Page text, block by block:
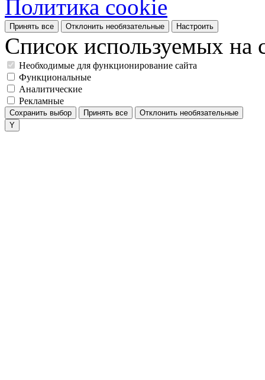
Политика cookie
Принять все Отклонить необязательные Настроить
Список используемых на
Необходимые для функционирование сайта
Функциональные
Аналитические
Рекламные
Сохранить выбор Принять все Отклонить необязательные